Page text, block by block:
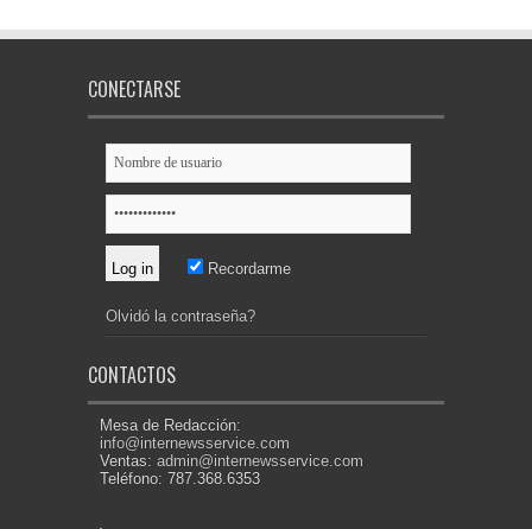
CONECTARSE
Recordarme
Olvidó la contraseña?
CONTACTOS
Mesa de Redacción:
info@internewsservice.com
Ventas: admin@internewsservice.com
Teléfono: 787.368.6353